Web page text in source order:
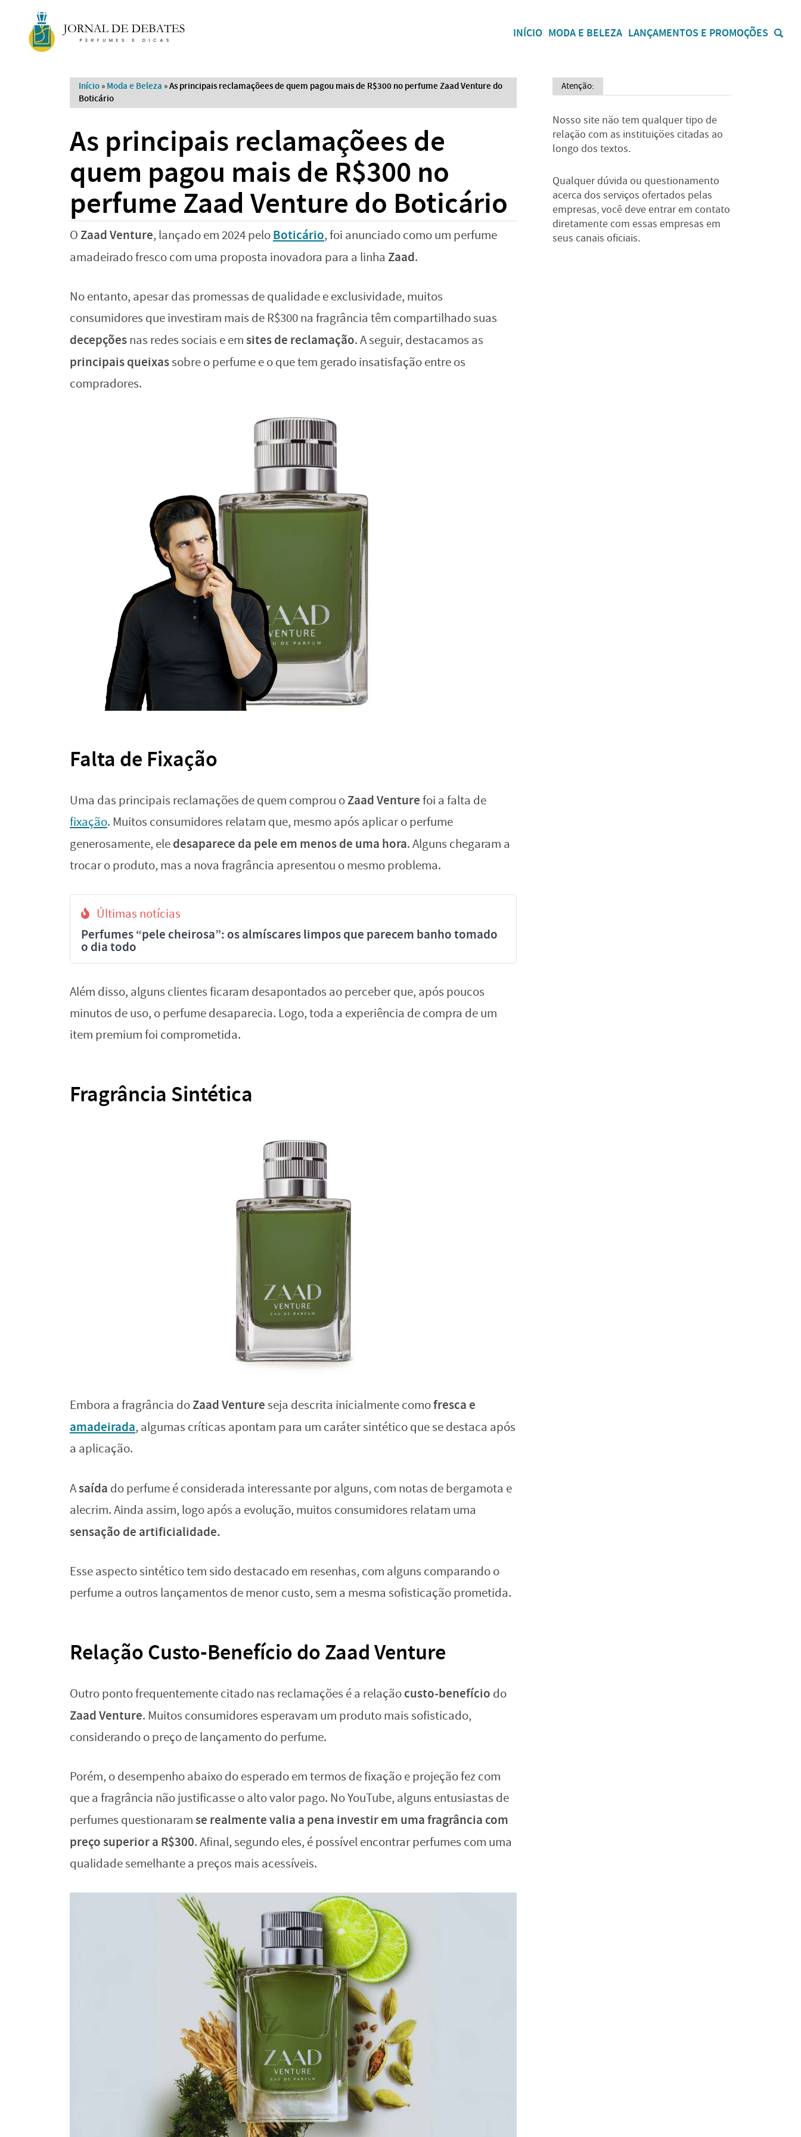
INÍCIO MODA E BELEZA LANÇAMENTOS E PROMOÇÕES
Início » Moda e Beleza »As principais reclamaçõees de quem pagou mais de R$300 no perfume Zaad Venture do
Boticário
As principais reclamaçõees de
quem pagou mais de R$300 no
perfume Zaad Venture do Boticário
OZaad Venture, lançado em 2024 peloBoticário, foi anunciado como um perfume
amadeirado fresco com uma proposta inovadora para a linha Zaad.
No entanto, apesar das promessas de qualidade e exclusividade, muitos
consumidores que investiram mais de R$300 na fragrância têm compartilhado suas
decepçõesnas redes sociais e emsites de reclamação. A seguir, destacamos as
principais queixassobre o perfume e o que tem gerado insatisfação entre os
compradores.
Falta de Fixação
Uma das principais reclamações de quem comprou oZaad Venturefoi a falta de
fixação. Muitos consumidores relatam que, mesmo após aplicar o perfume
generosamente, eledesaparece da pele em menos de uma hora. Alguns chegaram a
trocar o produto, mas a nova fragrância apresentou o mesmo problema.
Últimas notícias
Perfumes “pele cheirosa”: os almíscares limpos que parecem banho tomado
o dia todo
Além disso, alguns clientes ficaram desapontados ao perceber que, após poucos
minutos de uso, o perfume desaparecia. Logo, toda a experiência de compra de um
item premium foi comprometida.
Fragrância Sintética
Embora a fragrância doZaad Ventureseja descrita inicialmente comofresca e
amadeirada, algumas críticas apontam para um caráter sintético que se destaca após
a aplicação.
Asaída do perfume é considerada interessante por alguns, com notas de bergamota e
alecrim. Ainda assim, logo após a evolução, muitos consumidores relatam uma
sensação de artificialidade.
Esse aspecto sintético tem sido destacado em resenhas, com alguns comparando o
perfume a outros lançamentos de menor custo, sem a mesma sofisticação prometida.
Relação Custo-Benefício do Zaad Venture
Outro ponto frequentemente citado nas reclamações é a relaçãocusto-benefício do
Zaad Venture. Muitos consumidores esperavam um produto mais sofisticado,
considerando o preço de lançamento do perfume.
Porém, o desempenho abaixo do esperado em termos de fixação e projeção fez com
que a fragrância não justificasse o alto valor pago. No YouTube, alguns entusiastas de
perfumes questionaramse realmente valia a pena investir em uma fragrância com
preço superior a R$300. Afinal, segundo eles, é possível encontrar perfumes com uma
qualidade semelhante a preços mais acessíveis.
Atenção:
Nosso site não tem qualquer tipo de
relação com as instituições citadas ao
longo dos textos.
Qualquer dúvida ou questionamento
acerca dos serviços ofertados pelas
empresas, você deve entrar em contato
diretamente com essas empresas em
seus canais oficiais.